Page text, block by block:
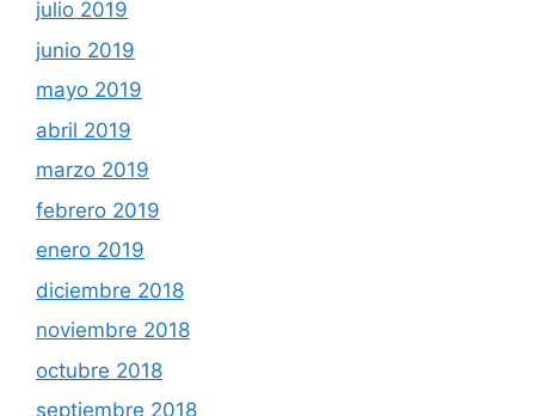
julio 2019
junio 2019
mayo 2019
abril 2019
marzo 2019
febrero 2019
enero 2019
diciembre 2018
noviembre 2018
octubre 2018
septiembre 2018